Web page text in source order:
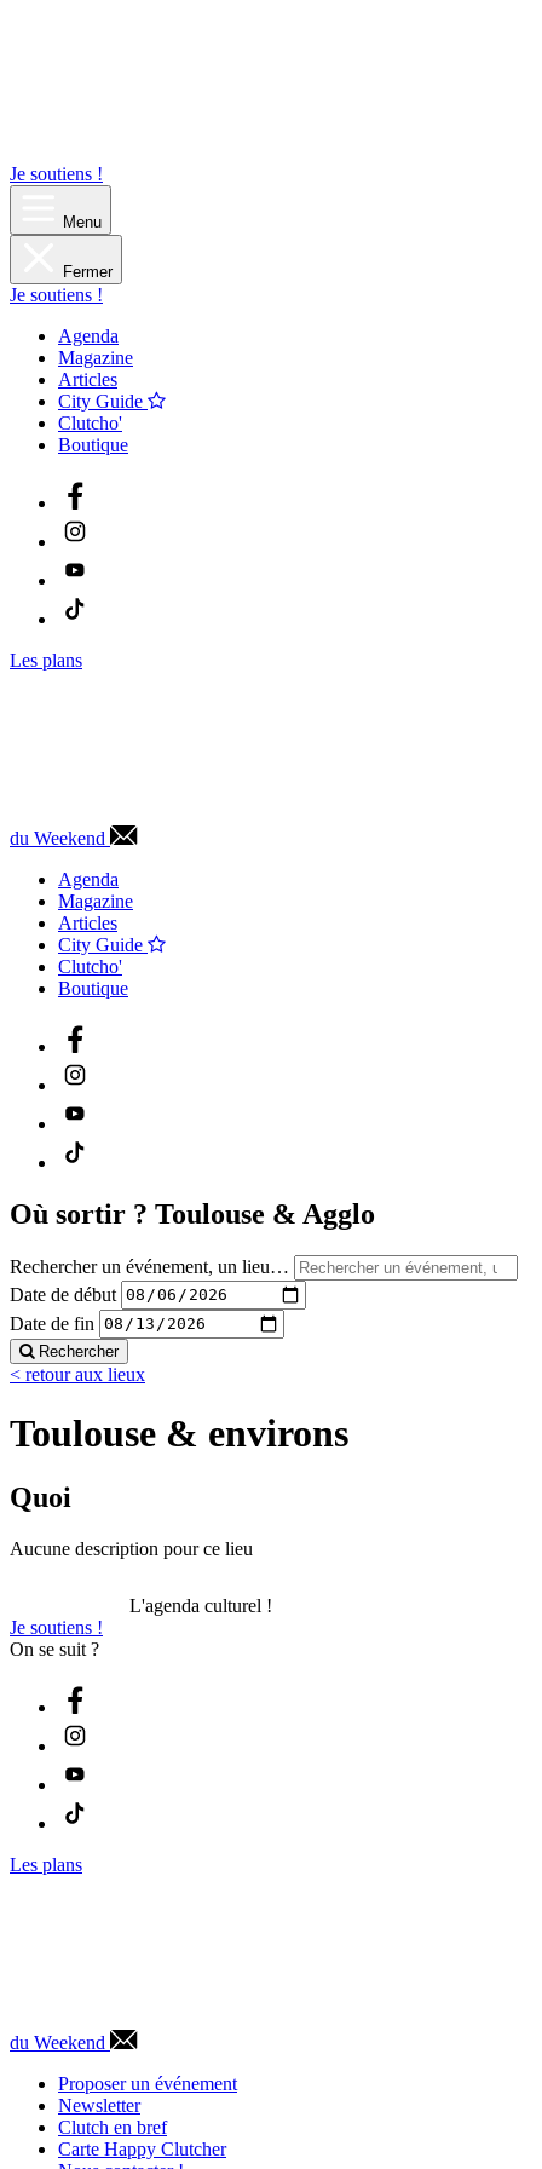
Je soutiens !
Menu
Fermer
Je soutiens !
Agenda
Magazine
Articles
City Guide
Clutcho'
Boutique
Les plans
du Weekend
Agenda
Magazine
Articles
City Guide
Clutcho'
Boutique
Où sortir ? Toulouse & Agglo
Rechercher un événement, un lieu…
Date de début
Date de fin
Rechercher
< retour aux lieux
Toulouse & environs
Quoi
Aucune description pour ce lieu
L'agenda culturel !
Je soutiens !
On se suit ?
Les plans
du Weekend
Proposer un événement
Newsletter
Clutch en bref
Carte Happy Clutcher